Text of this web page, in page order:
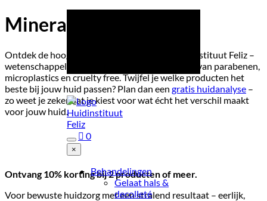
 0
×
Behandelingen
Gelaat hals &
decolleté
Mineralen make-up
Ontdek de hoogwaardige home care van Huidinstituut Feliz –
wetenschappelijk bewezen, effectief, vegan, vrij van parabenen,
microplastics en cruelty free. Twijfel je welke producten het
beste bij jouw huid passen? Plan dan een gratis huidanalyse –
zo weet je zeker dat je kiest voor wat écht het verschil maakt
voor jouw huid.
Combineer slim:
Ontvang 10% korting bij 2 producten of meer.
Voor bewuste huidzorg met een stralend resultaat – eerlijk,